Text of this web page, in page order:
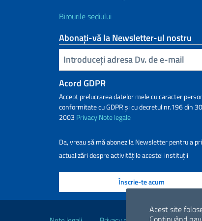
Acest site
Birourile sediului
Abonați-vă la Newsletter-ul nostru
Inserisci la tua email
Acord GDPR
Accept prelucrarea datelor mele cu caracter
conformitate cu GDPR și cu decretul nr.196 din
2003 PrivacyNote legale
Da, vreau să mă abonez la Newsletter pentru a
actualizări despre activitățile acestei instituții